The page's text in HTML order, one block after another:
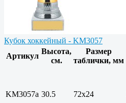
Кубок хоккейный - KM3057
Артикул
Высота,
см.
Размер
таблички, мм
KM3057a 30.5 72x24